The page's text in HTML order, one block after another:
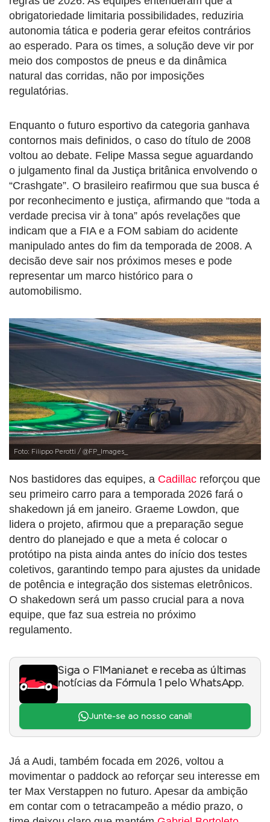
obrigatoriedade limitaria possibilidades, reduziria
autonomia tática e poderia gerar efeitos contrários
ao esperado. Para os times, a solução deve vir por
meio dos compostos de pneus e da dinâmica
natural das corridas, não por imposições
regulatórias.
Enquanto o futuro esportivo da categoria ganhava
contornos mais definidos, o caso do título de 2008
voltou ao debate. Felipe Massa segue aguardando
o julgamento final da Justiça britânica envolvendo o
“Crashgate”. O brasileiro reafirmou que sua busca é
por reconhecimento e justiça, afirmando que “toda a
verdade precisa vir à tona” após revelações que
indicam que a FIA e a FOM sabiam do acidente
manipulado antes do fim da temporada de 2008. A
decisão deve sair nos próximos meses e pode
representar um marco histórico para o
automobilismo.
Foto: Filippo Perotti / @FP_Images_
Nos bastidores das equipes, a Cadillac reforçou que
seu primeiro carro para a temporada 2026 fará o
shakedown já em janeiro. Graeme Lowdon, que
lidera o projeto, afirmou que a preparação segue
dentro do planejado e que a meta é colocar o
protótipo na pista ainda antes do início dos testes
coletivos, garantindo tempo para ajustes da unidade
de potência e integração dos sistemas eletrônicos.
O shakedown será um passo crucial para a nova
equipe, que faz sua estreia no próximo
regulamento.
Siga o F1Mania.net e receba as últimas
notícias da Fórmula 1 pelo WhatsApp.
Junte-se ao nosso canal!
Já a Audi, também focada em 2026, voltou a
movimentar o paddock ao reforçar seu interesse em
ter Max Verstappen no futuro. Apesar da ambição
em contar com o tetracampeão a médio prazo, o